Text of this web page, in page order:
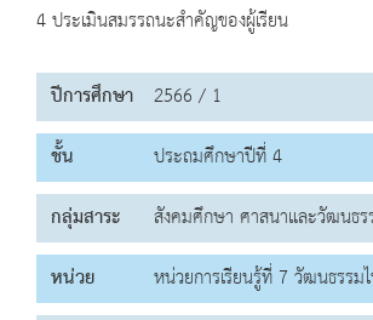
4 ประเมินสมรรถนะสำคัญของผู้เรียน
ปีการศึกษา 2566 / 1
ชั้น
ประถมศึกษาปีที่ 4
กลุ่มสาระ
สังคมศึกษา ศาสนาและวัฒนธ
หน่วย
หน่วยการเรียนรู้ที่ 7 วัฒนธรรม